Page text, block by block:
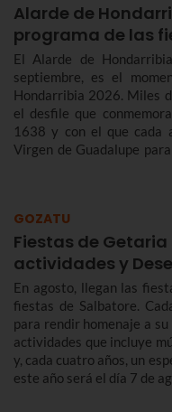
Alarde de
programa de las
El Alarde de
septiembre, es el
Hondarribia 2026. Miles
el desfile que
1638 y con el que cada
Virgen de Guadalupe
septiembre.
GOZATU
Fiestas de
actividades y
En agosto, llegan las
fiestas de Salbatore.
para rendir homenaje a
actividades que incluye
y, cada cuatro años, un
este año será el día 7 de